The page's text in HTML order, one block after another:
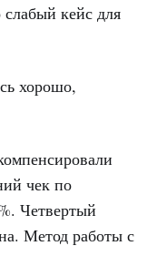
слабый кейс для
хорошо,
чек по
Четвертый
Метод работы с